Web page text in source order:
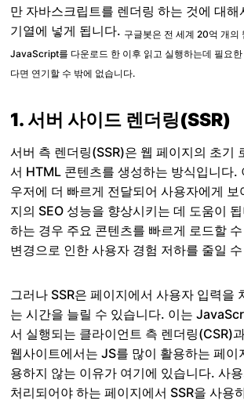
만 자바스크립트를 렌더링 하는 것에 대해
기열에 넣게 됩니다. 구글봇은 전 세계 20억 개의
JavaScript를 다운로드 한 이후 읽고 실행하는데 필요
다면 연기할 수 밖에 없습니다.
1. 서버 사이드 렌더링(SSR)
서버 측 렌더링(SSR)은 웹 페이지의 초기
서 HTML 콘텐츠를 생성하는 방식입니다.
우저에 더 빠르게 전달되어 사용자에게 보
지의 SEO 성능을 향상시키는 데 도움이
하는 경우 주요 콘텐츠를 빠르게 로드할
변경으로 인한 사용자 경험 저하를 줄일
그러나 SSR은 페이지에서 사용자 입력을
는 시간을 늘릴 수 있습니다. 이는
서 실행되는 클라이언트 측 렌더링(CSR)
웹사이트에서는 JS를 많이 활용하는 페이
용하지 않는 이유가 여기에 있습니다. 사
처리되어야 하는 페이지에서 SSR을 사용